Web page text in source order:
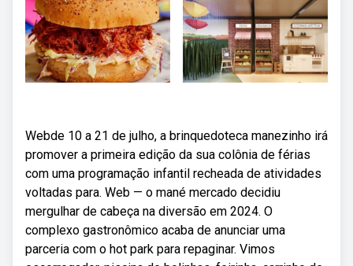
Webde 10 a 21 de julho, a brinquedoteca manezinho irá
promover a primeira edição da sua colônia de férias
com uma programação infantil recheada de atividades
voltadas para. Web — o mané mercado decidiu
mergulhar de cabeça na diversão em 2024. O
complexo gastronômico acaba de anunciar uma
parceria com o hot park para repaginar. Vimos